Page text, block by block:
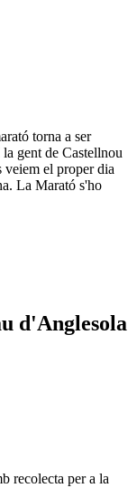
torna a ser
gent de Castellnou
veiem el proper dia
La Marató s'ho
d'Anglesola
recolecta per a la